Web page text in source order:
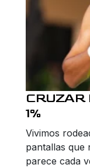
CRUZAR
1%
Vivimos
pantallas que
parece cada